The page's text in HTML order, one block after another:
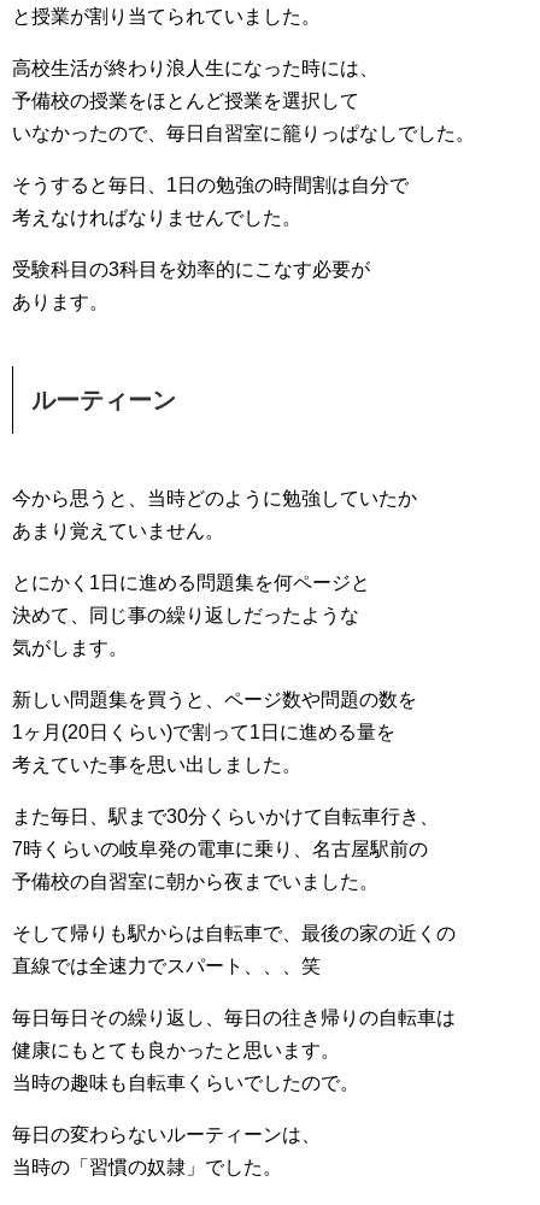
と授業が割り当てられていました。
高校生活が終わり浪人生になった時には、
予備校の授業をほとんど授業を選択して
いなかったので、毎日自習室に籠りっぱなしでした。
そうすると毎日、1日の勉強の時間割は自分で
考えなければなりませんでした。
受験科目の3科目を効率的にこなす必要が
あります。
ルーティーン
今から思うと、当時どのように勉強していたか
あまり覚えていません。
とにかく1日に進める問題集を何ページと
決めて、同じ事の繰り返しだったような
気がします。
新しい問題集を買うと、ページ数や問題の数を
1ヶ月(20日くらい)で割って1日に進める量を
考えていた事を思い出しました。
また毎日、駅まで30分くらいかけて自転車行き、
7時くらいの岐阜発の電車に乗り、名古屋駅前の
予備校の自習室に朝から夜までいました。
そして帰りも駅からは自転車で、最後の家の近くの
直線では全速力でスパート、、、笑
毎日毎日その繰り返し、毎日の往き帰りの自転車は
健康にもとても良かったと思います。
当時の趣味も自転車くらいでしたので。
毎日の変わらないルーティーンは、
当時の「習慣の奴隷」でした。